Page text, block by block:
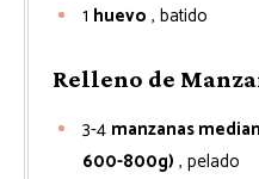
1 huevo , batido
Relleno de
3-4 manzanas
600-800g) , pelado